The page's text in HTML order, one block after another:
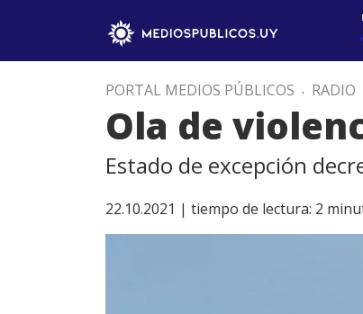
PORTAL MEDIOS PÚBLICOS . RADIO
Ola de
Estado de excepción
22.10.2021 | tiempo de lectura: 2